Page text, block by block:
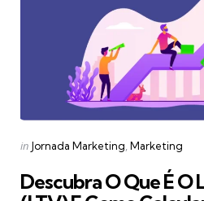
Categories
Posted
in Jornada Marketing Marketing
Descubra O Que É